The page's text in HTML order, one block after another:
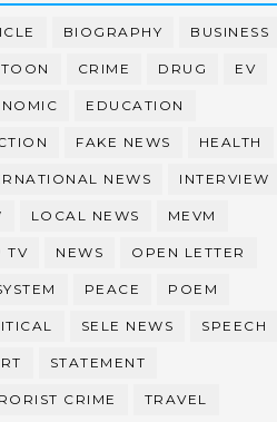
BIOGRAPHY BUSINESS
CRIME DRUG EV
EDUCATION
FAKE NEWS HEALTH
NEWS INTERVIEW
LOCAL NEWS MEVM
TV NEWS OPEN LETTER
PEACE POEM
SELE NEWS SPEECH
STATEMENT
CRIME TRAVEL